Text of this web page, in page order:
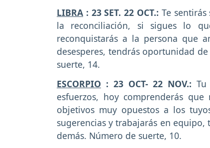
LIBRA : 23 SET. 22 OCT.: Te
la reconciliación, si sigues lo
reconquistarás a la persona que
desesperes, tendrás oportunidad
suerte, 14.
ESCORPIO : 23 OCT- 22 NOV.:
esfuerzos, hoy comprenderás
objetivos muy opuestos a los
sugerencias y trabajarás en
demás. Número de suerte, 10.